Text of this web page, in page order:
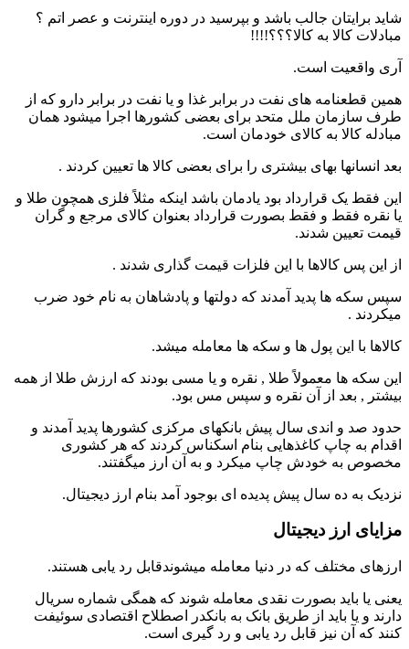
شاید برایتان جالب باشد و بپرسید در دوره اینترنت و عصر اتم ؟
مبادلات کالا به کالا؟؟؟!!!!
آری واقعیت است.
همین قطعنامه های نفت در برابر غذا و یا نفت در برابر دارو که از
طرف سازمان ملل متحد برای بعضی کشورها اجرا میشود همان
مبادله کالا به کالای خودمان است.
بعد انسانها بهای بیشتری را برای بعضی کالا ها تعیین کردند .
این فقط یک قرارداد بود یادمان باشد اینکه مثلاً فلزی همچون طلا و
یا نقره فقط و فقط بصورت قرارداد بعنوان کالای مرجع و گران
قیمت تعیین شدند.
از این پس کالاها با این فلزات قیمت گذاری شدند .
سپس سکه ها پدید آمدند که دولتها و پادشاهان به نام خود ضرب
میکردند .
کالاها با این پول ها و سکه ها معامله میشد.
این سکه ها معمولاً طلا , نقره و یا مسی بودند که ارزش طلا از همه
بیشتر , بعد از آن نقره و سپس مس بود.
حدود صد و اندی سال پیش بانکهای مرکزی کشورها پدید آمدند و
اقدام به چاپ کاغذهایی بنام اسکناس کردند که هر کشوری
مخصوص به خودش چاپ میکرد و به آن ارز میگفتند.
نزدیک به ده سال پیش پدیده ای بوجود آمد بنام ارز دیجیتال.
مزایای ارز دیجیتال
ارزهای مختلف که در دنیا معامله میشوندقابل رد یابی هستند.
یعنی یا باید بصورت نقدی معامله شوند که همگی شماره سریال
دارند و یا باید از طریق بانک به بانکدر اصطلاح اقتصادی سوئیفت
کنند که آن نیز قابل رد یابی و رد گیری است.